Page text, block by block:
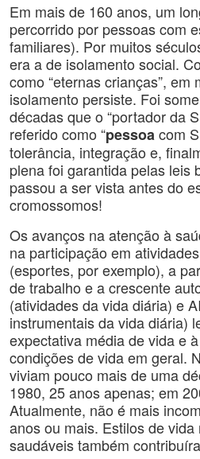
Em mais de 160 anos, um
percorrido por pessoas com
familiares). Por muitos
era a de isolamento social.
como “eternas crianças”,
isolamento persiste. Foi
décadas que o “portador da
referido como “pessoacom
tolerância, integração e,
plena foi garantida pelas leis
passou a ser vista antes do
cromossomos!
Os avanços na atenção à
na participação em
(esportes, por exemplo), a
de trabalho e a crescente
(atividades da vida diária) e
instrumentais da vida diária)
expectativa média de vida e
condições de vida em geral.
viviam pouco mais de uma
1980, 25 anos apenas; em
Atualmente, não é mais
anos ou mais. Estilos de vida
saudáveis também